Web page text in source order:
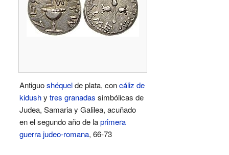
Antiguoshéquelde plata, concáliz de
kidushy tres granadas simbólicas de
Judea, Samaria y Galilea, acuñado
en el segundo año de laprimera
guerra judeo-romana, 66-73